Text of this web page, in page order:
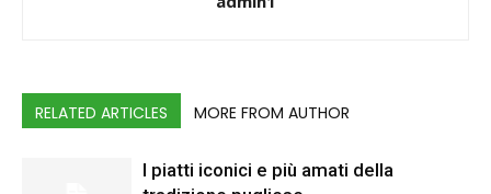
RELATED ARTICLES MORE FROM AUTHOR
I piatti iconici e più amati della